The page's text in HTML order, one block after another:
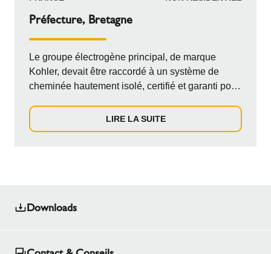
Préfecture, Bretagne
Le groupe électrogène principal, de marque
Kohler, devait être raccordé à un système de
cheminée hautement isolé, certifié et garanti pour
000 Pa et résister à des températures élevées,
avec une configuration particulière comprenant
LIRE LA SUITE
Downloads